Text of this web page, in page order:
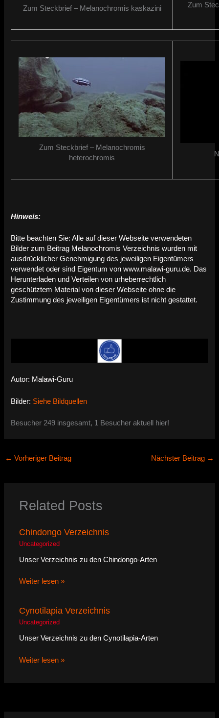
Zum Steckbrief – Melanochromis kaskazini Zum
Zum Steckbrief – Melanochromis
heterochromis
Hinweis:
Bitte beachten Sie: Alle auf dieser Webseite verwendeten
Bilder zum Beitrag Melanochromis Verzeichnis wurden mit
ausdrücklicher Genehmigung des jeweiligen Eigentümers
verwendet oder sind Eigentum von www.malawi-guru.de. Das
Herunterladen und Verteilen von urheberrechtlich
geschütztem Material von dieser Webseite ohne die
Zustimmung des jeweiligen Eigentümers ist nicht gestattet.
Autor: Malawi-Guru
Bilder: Siehe Bildquellen
Besucher 249 insgesamt, 1 Besucher aktuell hier!
← Vorheriger Beitrag Nächster Beitrag →
Related Posts
Chindongo Verzeichnis
Uncategorized
Unser Verzeichnis zu den Chindongo-Arten
Weiter lesen »
Cynotilapia Verzeichnis
Uncategorized
Unser Verzeichnis zu den Cynotilapia-Arten
Weiter lesen »